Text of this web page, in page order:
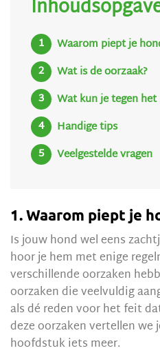
Waarom piept je
Wat is de oorzaak?
Wat kun je tegen het
Handige tips
Veelgestelde vragen
1. Waarom piept je
Is jouw hond wel eens
hoor je hem met enige
verschillende oorzaken
oorzaken die veelvuldig
als dé reden voor het feit
deze oorzaken vertellen we
hoofdstuk iets meer.